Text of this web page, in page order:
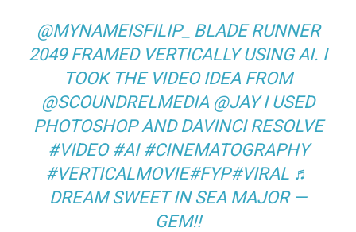
@MYNAMEISFILIP_ BLADE RUNNER
2049 FRAMED VERTICALLY USING AI. I
TOOK THE VIDEO IDEA FROM
@SCOUNDRELMEDIA @JAY I USED
PHOTOSHOP AND DAVINCI RESOLVE
#VIDEO #AI #CINEMATOGRAPHY
#VERTICALMOVIE#FYP#VIRAL ♬
DREAM SWEET IN SEA MAJOR —
GEM‼